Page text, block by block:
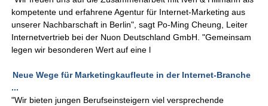
kompetente und erfahrene Agentur für Internet-Marketing aus
unserer Nachbarschaft in Berlin", sagt Po-Ming Cheung, Leiter
Internetvertrieb bei der Nuon Deutschland GmbH. "Gemeinsam
legen wir besonderen Wert auf eine l
Neue Wege für Marketingkaufleute in der Internet-Branche
...
"Wir bieten jungen Berufseinsteigern viel versprechende